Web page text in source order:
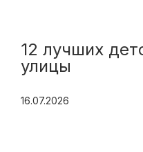
12 лучших
улицы
16.07.2026